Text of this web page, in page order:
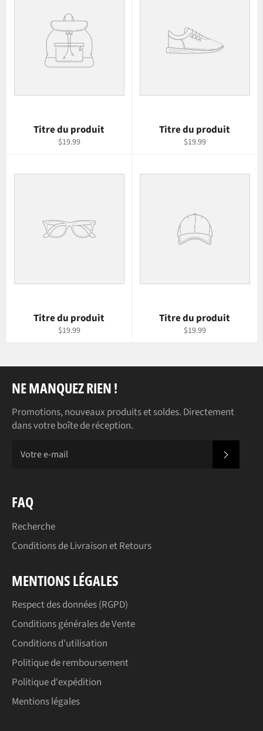
Titre du produit
$19.99
Titre du produit
$19.99
Titre du produit
$19.99
Titre du produit
$19.99
NE MANQUEZ RIEN !
Promotions, nouveaux produits et soldes. Directement
dans votre boîte de réception.
FAQ
Recherche
Conditions de Livraison et Retours
MENTIONS LÉGALES
Respect des données (RGPD)
Conditions générales de Vente
Conditions d'utilisation
Politique de remboursement
Politique d'expédition
Mentions légales